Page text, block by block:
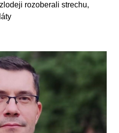
rozoberali strechu,